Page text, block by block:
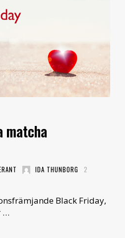
matcha
IDA THUNBORG
2
Black Friday,
…